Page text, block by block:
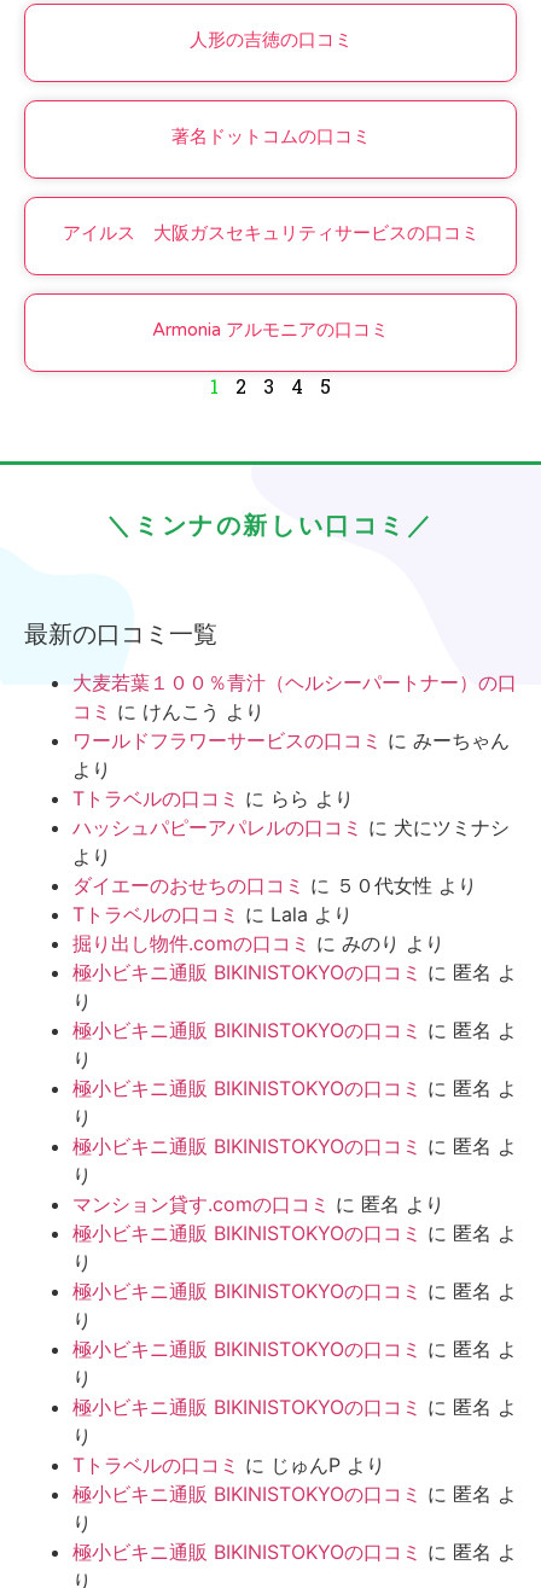
人形の吉徳の口コミ
著名ドットコムの口コミ
アイルス 大阪ガスセキュリティサービスの口コミ
Armonia アルモニアの口コミ
1 2 3 4 5
＼ミンナの新しい口コミ／
最新の口コミ一覧
大麦若葉１００％青汁（ヘルシーパートナー）の口
コミ に けんこう より
ワールドフラワーサービスの口コミ に みーちゃん
より
Tトラベルの口コミ に らら より
ハッシュパピーアパレルの口コミ に 犬にツミナシ
より
ダイエーのおせちの口コミ に ５０代女性 より
Tトラベルの口コミ に Lala より
掘り出し物件.comの口コミ に みのり より
極小ビキニ通販 BIKINISTOKYOの口コミ に 匿名 よ
り
極小ビキニ通販 BIKINISTOKYOの口コミ に 匿名 よ
り
極小ビキニ通販 BIKINISTOKYOの口コミ に 匿名 よ
り
極小ビキニ通販 BIKINISTOKYOの口コミ に 匿名 よ
り
マンション貸す.comの口コミ に 匿名 より
極小ビキニ通販 BIKINISTOKYOの口コミ に 匿名 よ
り
極小ビキニ通販 BIKINISTOKYOの口コミ に 匿名 よ
り
極小ビキニ通販 BIKINISTOKYOの口コミ に 匿名 よ
り
極小ビキニ通販 BIKINISTOKYOの口コミ に 匿名 よ
り
Tトラベルの口コミ に じゅんP より
極小ビキニ通販 BIKINISTOKYOの口コミ に 匿名 よ
り
極小ビキニ通販 BIKINISTOKYOの口コミ に 匿名 よ
り